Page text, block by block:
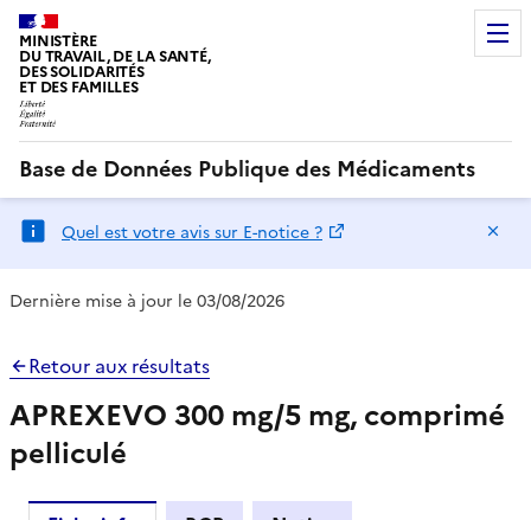
MINISTÈRE
DU TRAVAIL, DE LA SANTÉ,
DES SOLIDARITÉS
ET DES FAMILLES
Base de Données Publique des Médicaments
Quel est votre avis sur E-notice ?
Dernière mise à jour le 03/08/2026
Retour aux résultats
APREXEVO 300 mg/5 mg, comprimé
pelliculé